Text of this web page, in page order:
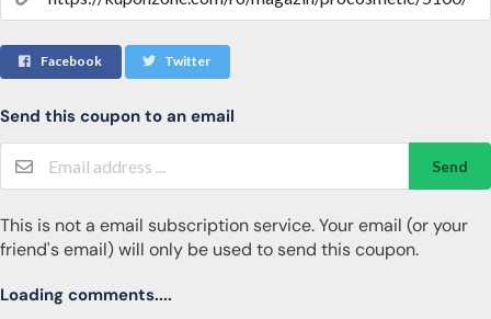
Facebook Twitter
Send this coupon to an email
Send
This is not a email subscription service. Your email (or your
friend's email) will only be used to send this coupon.
Loading comments....